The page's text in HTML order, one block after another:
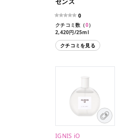
センス
0
クチコミ数（0）
2,420円/25ml
クチコミを見る
IGNIS iO